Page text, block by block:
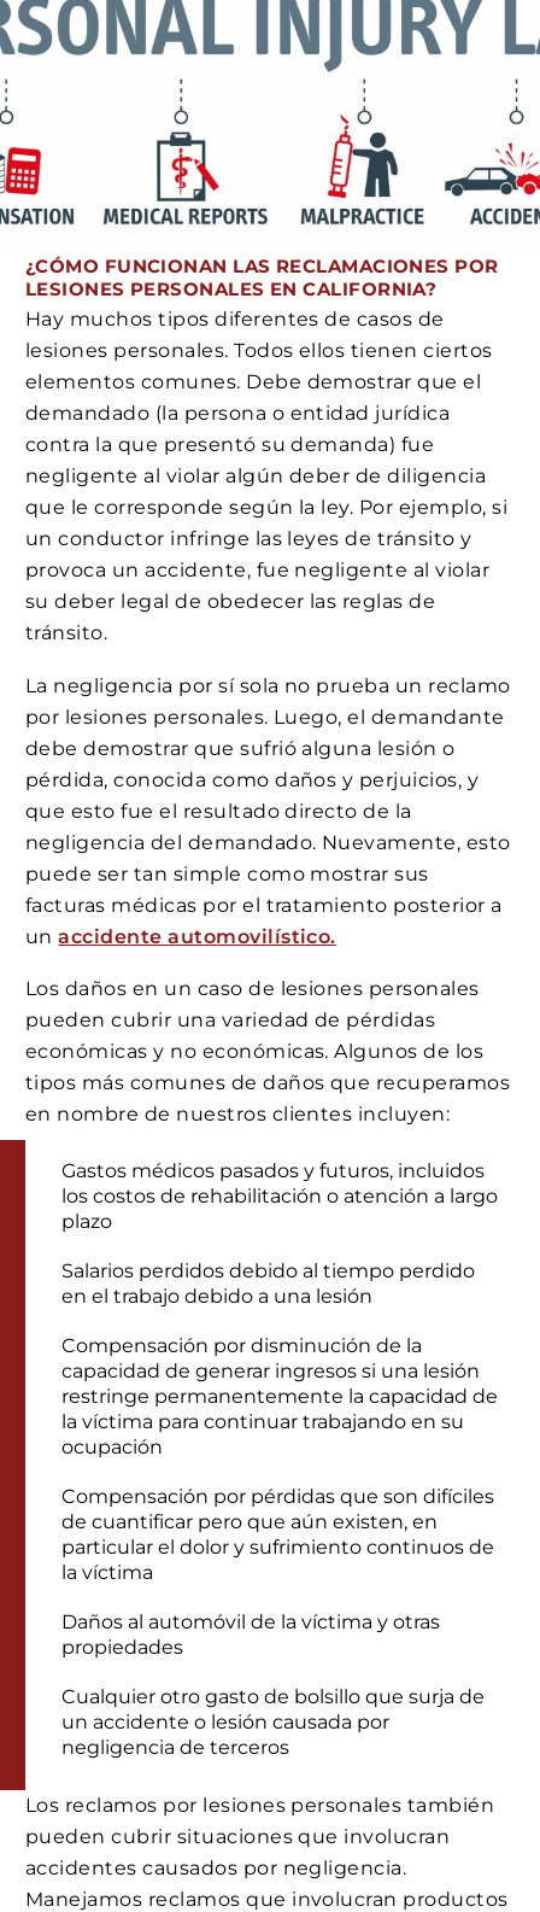
¿CÓMO FUNCIONAN LAS RECLAMACIONES POR
LESIONES PERSONALES EN CALIFORNIA?
Hay muchos tipos diferentes de casos de
lesiones personales. Todos ellos tienen ciertos
elementos comunes. Debe demostrar que el
demandado (la persona o entidad jurídica
contra la que presentó su demanda) fue
negligente al violar algún deber de diligencia
que le corresponde según la ley. Por ejemplo, si
un conductor infringe las leyes de tránsito y
provoca un accidente, fue negligente al violar
su deber legal de obedecer las reglas de
tránsito.
La negligencia por sí sola no prueba un reclamo
por lesiones personales. Luego, el demandante
debe demostrar que sufrió alguna lesión o
pérdida, conocida como daños y perjuicios, y
que esto fue el resultado directo de la
negligencia del demandado. Nuevamente, esto
puede ser tan simple como mostrar sus
facturas médicas por el tratamiento posterior a
unaccidente automovilístico.
Los daños en un caso de lesiones personales
pueden cubrir una variedad de pérdidas
económicas y no económicas. Algunos de los
tipos más comunes de daños que recuperamos
en nombre de nuestros clientes incluyen:
Gastos médicos pasados y futuros, incluidos
los costos de rehabilitación o atención a largo
plazo
Salarios perdidos debido al tiempo perdido
en el trabajo debido a una lesión
Compensación por disminución de la
capacidad de generar ingresos si una lesión
restringe permanentemente la capacidad de
la víctima para continuar trabajando en su
ocupación
Compensación por pérdidas que son difíciles
de cuantificar pero que aún existen, en
particular el dolor y sufrimiento continuos de
la víctima
Daños al automóvil de la víctima y otras
propiedades
Cualquier otro gasto de bolsillo que surja de
un accidente o lesión causada por
negligencia de terceros
Los reclamos por lesiones personales también
pueden cubrir situaciones que involucran
accidentes causados por negligencia.
Manejamos reclamos que involucran productos